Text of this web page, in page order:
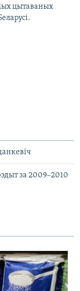
цытаваных
за 2009–2010